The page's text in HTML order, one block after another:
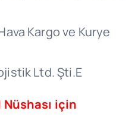
Kargo ve Kurye
Ltd. Şti.E
Nüshası için